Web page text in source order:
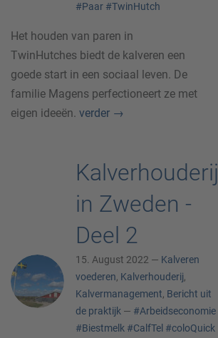
#Paar #TwinHutch
Het houden van paren in
TwinHutches biedt de kalveren een
goede start in een sociaal leven. De
familie Magens perfectioneert ze met
eigen ideeën. verder →
Kalverhouderij
in Zweden -
Deel 2
15. August 2022 — Kalveren
voederen, Kalverhouderij,
Kalvermanagement, Bericht uit
de praktijk — #Arbeidseconomie
#Biestmelk #CalfTel #coloQuick